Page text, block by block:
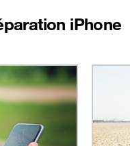
iPhone